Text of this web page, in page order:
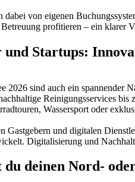
dabei von eigenen
profitieren – ein klarer
Startups:
2026 sind auch ein
Reinigungsservices
Wassersport oder
Gastgebern und digitalen
Digitalisierung und
deinen Nord-